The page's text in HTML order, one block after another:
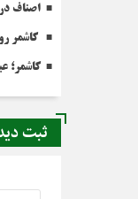
اصناف
کاشمر
کاشمر؛
ثبت